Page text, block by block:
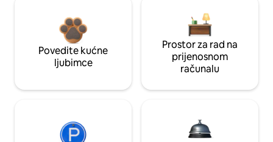
Povedite kućne
ljubimce
Prostor za rad na
prijenosnom
računalu